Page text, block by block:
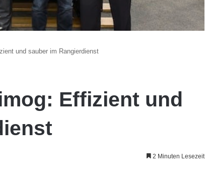
und sauber im Rangierdienst
Effizient und
2 Minuten Lesezeit